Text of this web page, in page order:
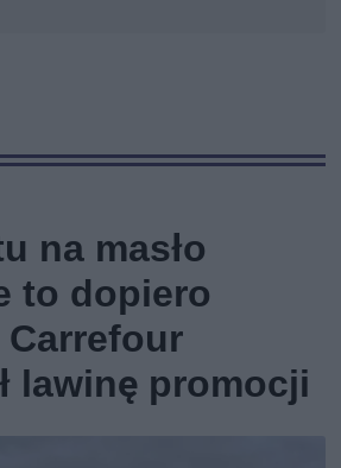
na masło
to dopiero
lawinę promocji